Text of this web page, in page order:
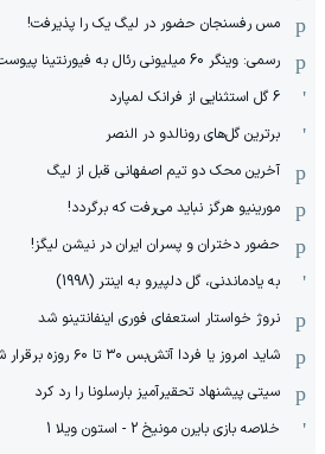
مس رفسنجان حضور در لیگ یک را پذیرفت!
رسمی: وینگر 60 میلیونی رئال به فیورنتینا پیوست
6 گل استثنایی از فرانک لمپارد
برترین گل‌های رونالدو در النصر
آخرین محک دو تیم اصفهانی قبل از لیگ
مورینیو هرگز نباید می‌رفت که برگردد!
حضور دختران و پسران ایران در نیشن لیگز!
به یادماندنی، گل دلپیرو به اینتر (1998)
نروژ خواستار استعفای فوری اینفانتینو شد
شاید امروز یا فردا آتش‌بس ۳۰ تا ۶۰ روزه برقرار شود
سیتی پیشنهاد تحقیرآمیز بارسلونا را رد کرد
خلاصه بازی بایرن مونیخ 2 - استون ویلا 1